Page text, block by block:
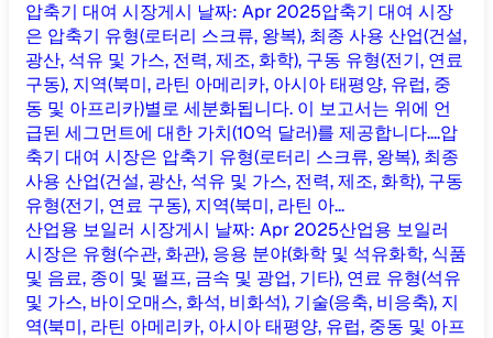
압축기 대여 시장게시 날짜: Apr 2025압축기 대여 시장
은 압축기 유형(로터리 스크류, 왕복), 최종 사용 산업(건설,
광산, 석유 및 가스, 전력, 제조, 화학), 구동 유형(전기, 연료
구동), 지역(북미, 라틴 아메리카, 아시아 태평양, 유럽, 중
동 및 아프리카)별로 세분화됩니다. 이 보고서는 위에 언
급된 세그먼트에 대한 가치(10억 달러)를 제공합니다....압
축기 대여 시장은 압축기 유형(로터리 스크류, 왕복), 최종
사용 산업(건설, 광산, 석유 및 가스, 전력, 제조, 화학), 구동
유형(전기, 연료 구동), 지역(북미, 라틴 아...
산업용 보일러 시장게시 날짜: Apr 2025산업용 보일러
시장은 유형(수관, 화관), 응용 분야(화학 및 석유화학, 식품
및 음료, 종이 및 펄프, 금속 및 광업, 기타), 연료 유형(석유
및 가스, 바이오매스, 화석, 비화석), 기술(응축, 비응축), 지
역(북미, 라틴 아메리카, 아시아 태평양, 유럽, 중동 및 아프